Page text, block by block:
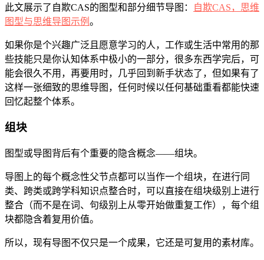
此文展示了自欺CAS的图型和部分细节导图：
自欺CAS，思维
图型与思维导图示例 。
如果你是个兴趣广泛且愿意学习的人，工作或生活中常用的那
些技能只是你认知体系中极小的一部分，很多东西学完后，可
能会很久不用，再要用时，几乎回到新手状态了，但如果有了
这样一张细致的思维导图，任何时候以任何基础重看都能快速
回忆起整个体系。
组块
图型或导图背后有个重要的隐含概念——组块。
导图上的每个概念性父节点都可以当作一个组块，在进行同
类、跨类或跨学科知识点整合时，可以直接在组块级别上进行
整合（而不是在词、句级别上从零开始做重复工作），每个组
块都隐含着复用价值。
所以，现有导图不仅只是一个成果，它还是可复用的素材库。